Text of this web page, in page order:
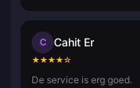
C Cahit Er
★★★★☆
De service is erg goed.